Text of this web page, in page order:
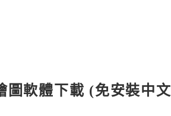
圖軟體下載 (免安裝中文